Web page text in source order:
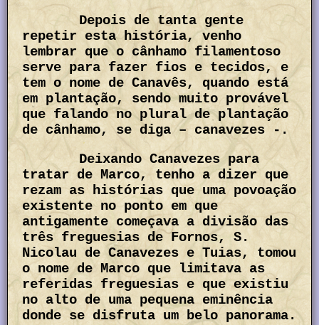
Depois de tanta gente
repetir esta história, venho
lembrar que o cânhamo filamentoso
serve para fazer fios e tecidos, e
tem o nome de Canavês, quando está
em plantação, sendo muito provável
que falando no plural de plantação
de cânhamo, se diga – canavezes -.
Deixando Canavezes para
tratar de Marco, tenho a dizer que
rezam as histórias que uma povoação
existente no ponto em que
antigamente começava a divisão das
três freguesias de Fornos, S.
Nicolau de Canavezes e Tuias, tomou
o nome de Marco que limitava as
referidas freguesias e que existiu
no alto de uma pequena eminência
donde se disfruta um belo panorama.